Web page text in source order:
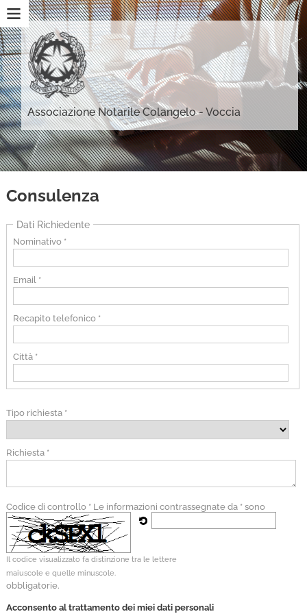
Associazione Notarile Colangelo - Voccia
Consulenza
Dati Richiedente
Nominativo *
Email *
Recapito telefonico *
Città *
Tipo richiesta *
Richiesta *
Codice di controllo *
Il codice visualizzato fa distinzione tra le lettere
maiuscole e quelle minuscole.
Le informazioni contrassegnate da * sono
obbligatorie.
Acconsento al trattamento dei miei dati personali